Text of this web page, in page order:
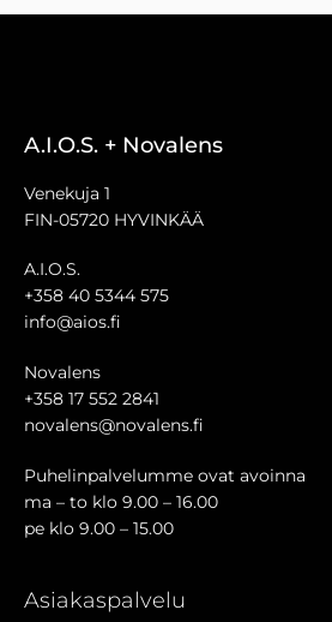
A.I.O.S. + Novalens
Venekuja 1
FIN-05720 HYVINKÄÄ
A.I.O.S.
+358 40 5344 575
info@aios.fi
Novalens
+358 17 552 2841
novalens@novalens.fi
Puhelinpalvelumme ovat avoinna
ma – to klo 9.00 – 16.00
pe klo 9.00 – 15.00
Asiakaspalvelu